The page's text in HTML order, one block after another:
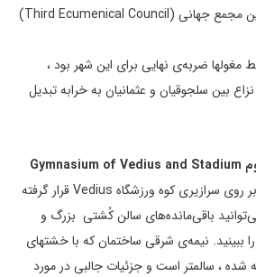
آنقدر مهم بود که مرکز سومین مجمع جهانی (Third Ecumenical Council)
ضربه‌ی نهایی برای این شهر بود ،
بین سلجوقیان و عثمانیان به خرابه‌ تبدیل
Gymnasium of Vedius and Stadium
در سمت چپ جنوب شهر ، بر روی سرازیری کوه ورزشگاه Vedius قرار گرفته
باقی‌مانده‌های سالن کُشتی بزرگ و
ببینید. نیمه‌ی شرقی ساختمان که با خشتهای
شده ، سالمتر است و جزئیات جالبی در مورد